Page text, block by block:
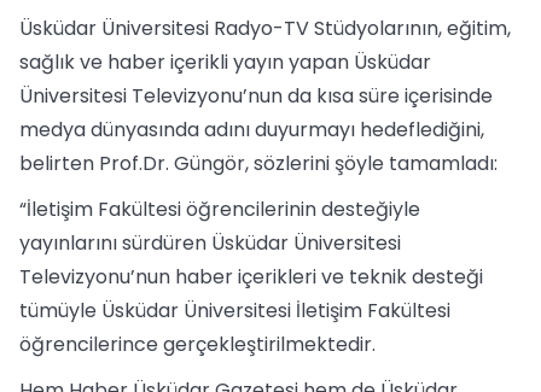
Üsküdar Üniversitesi Radyo-TV Stüdyolarının, eğitim,
sağlık ve haber içerikli yayın yapan Üsküdar
Üniversitesi Televizyonu’nun da kısa süre içerisinde
medya dünyasında adını duyurmayı hedeflediğini,
belirten Prof.Dr. Güngör, sözlerini şöyle tamamladı:
“İletişim Fakültesi öğrencilerinin desteğiyle
yayınlarını sürdüren Üsküdar Üniversitesi
Televizyonu’nun haber içerikleri ve teknik desteği
tümüyle Üsküdar Üniversitesi İletişim Fakültesi
öğrencilerince gerçekleştirilmektedir.